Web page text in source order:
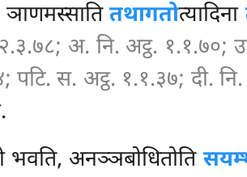
ञाणमस्सातितथागतोत्यादिना
अ. नि. अट्ठ. १.१.७०;
पटि. स. अट्ठ. १.१.३७; दी.
भवति, अनञ्ञबोधितोति